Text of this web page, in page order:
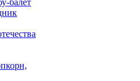
балет